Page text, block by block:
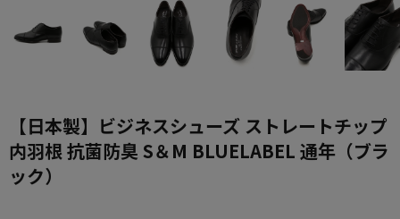
【日本製】ビジネスシューズ ストレートチップ
内羽根 抗菌防臭 S＆M BLUELABEL 通年（ブラ
ック）